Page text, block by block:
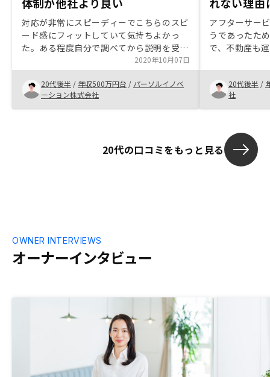
対応が非常にスピーディーでこちらのスピ
ード感にフィットしていて気持ちよかっ
た。ある程度自分で調べてから説明を受け
る形で質問事項も明確だったため、説明は
丁寧すぎるとは感じた。説明資料は知識が
ない人に対しても非常にわかりやすく作っ
てあると感じた。 物件選びにおいては希
望エリアの候補が少なく感じたので、もう
なので、判断基準や軸となる要素のメリッ
で残念だった。物件ごとに様々の要素ごと
のランクもあるだろうし、AIで分析された
数値などもあるはずなので、そのあたりも
分かるので、どれくらい利益を載せている
のかも分かるが、その価格の妥当性の判断
ができないため、こちらが納得感のある形
で意思決定できる上記のような情報開示は
してほしい。 最終的には、検討すらなく
値引き交渉にも応じてもらうことができ
2020年10月07日
20代後半 / 年収500万円台 / パーソルイノベ
ーション株式会社
アフターサー
うであったた
で、不動産も
オンラインで
らずに済んだ
20代後半 /
社
20代の口コミをもっと見る
オーナーインタビュー
OWNER INTERVIEWS